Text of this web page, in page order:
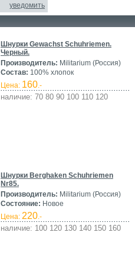
уведомить
Шнурки Gewachst Schuhriemen.
Черный.
Производитель: Militarium (Россия)
Состав: 100% хлопок
Цена: 160.-
наличие: 70 80 90 100 110 120
Шнурки Berghaken Schuhriemen
Nr85.
Производитель: Militarium (Россия)
Состояние: Новое
Цена: 220.-
наличие: 100 120 130 140 150 160